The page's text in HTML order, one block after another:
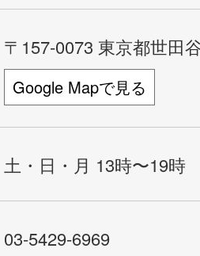
〒157-0073 東京都世田
Google Mapで見る
土・日・月 13時〜19時
03-5429-6969